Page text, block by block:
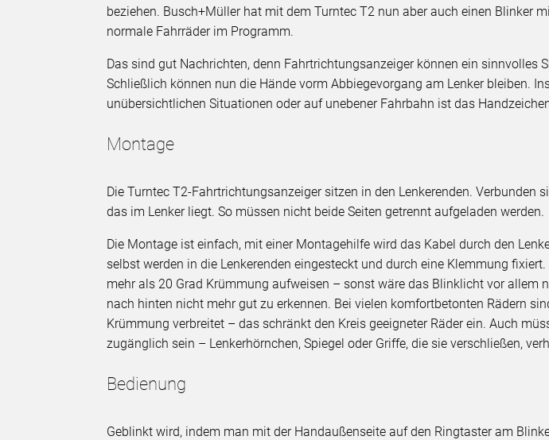
beziehen. Busch+Müller hat mit dem Turntec T2 nun aber auch einen Blinker
normale Fahrräder im Programm.
Das sind gut Nachrichten, denn Fahrtrichtungsanzeiger können ein sinnvolles
Schließlich können nun die Hände vorm Abbiegevorgang am Lenker bleiben.
unübersichtlichen Situationen oder auf unebener Fahrbahn ist das
Montage
Die Turntec T2-Fahrtrichtungsanzeiger sitzen in den Lenkerenden. Verbunden
das im Lenker liegt. So müssen nicht beide Seiten getrennt aufgeladen werden.
Die Montage ist einfach, mit einer Montagehilfe wird das Kabel durch den
selbst werden in die Lenkerenden eingesteckt und durch eine Klemmung
mehr als 20 Grad Krümmung aufweisen – sonst wäre das Blinklicht vor allem
nach hinten nicht mehr gut zu erkennen. Bei vielen komfortbetonten Rädern
Krümmung verbreitet – das schränkt den Kreis geeigneter Räder ein. Auch
zugänglich sein – Lenkerhörnchen, Spiegel oder Griffe, die sie verschließen,
Bedienung
Geblinkt wird, indem man mit der Handaußenseite auf den Ringtaster am